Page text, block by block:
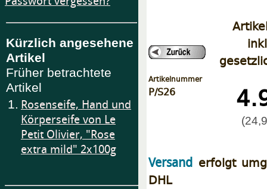
Kürzlich angesehene
Artikel
Früher betrachtete
Artikel
1. Rosenseife, Hand und
Körperseife von Le
Petit Olivier, "Rose
extra mild" 2x100g
Artikelnummer
P/S26
Versand erfolgt
DHL